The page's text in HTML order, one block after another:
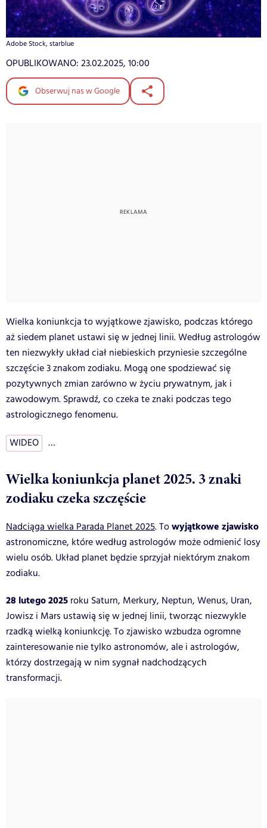
Adobe Stock, starblue
OPUBLIKOWANO: 23.02.2025, 10:00
Obserwuj nas w Google
Wielka koniunkcja to wyjątkowe zjawisko, podczas którego
aż siedem planet ustawi się w jednej linii. Według astrologów
ten niezwykły układ ciał niebieskich przyniesie szczególne
szczęście 3 znakom zodiaku. Mogą one spodziewać się
pozytywnych zmian zarówno w życiu prywatnym, jak i
zawodowym. Sprawdź, co czeka te znaki podczas tego
astrologicznego fenomenu.
WIDEO …
Wielka koniunkcja planet 2025. 3 znaki
zodiaku czeka szczęście
Nadciąga wielka Parada Planet 2025. Towyjątkowe zjawisko
astronomiczne, które według astrologów może odmienić losy
wielu osób. Układ planet będzie sprzyjał niektórym znakom
zodiaku.
28 lutego 2025 roku Saturn, Merkury, Neptun, Wenus, Uran,
Jowisz i Mars ustawią się w jednej linii, tworząc niezwykle
rzadką wielką koniunkcję. To zjawisko wzbudza ogromne
zainteresowanie nie tylko astronomów, ale i astrologów,
którzy dostrzegają w nim sygnał nadchodzących
transformacji.